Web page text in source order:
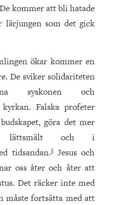
kommer att bli hatade
lärjungen som det gick
ökar kommer en
De sviker solidariteten
syskonen och
Falska profeter
göra det mer
lättsmält och i
tidsandan.5Jesus och
oss åter och åter att
Det räcker inte med
måste fortsätta med att